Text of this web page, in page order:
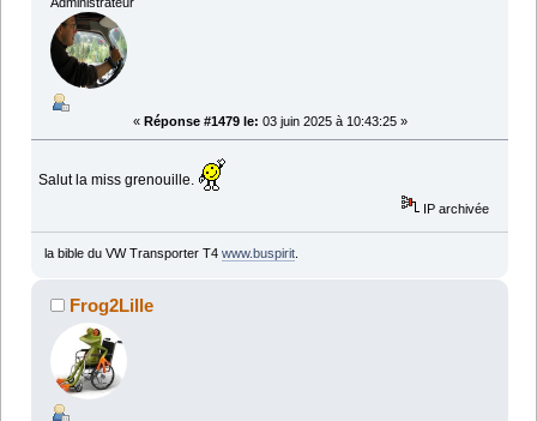
« Réponse #1479 le: 03 juin 2025 à 10:43:25 »
Salut la miss grenouille.
IP archivée
la bible du VW Transporter T4 www.buspirit.
Frog2Lille